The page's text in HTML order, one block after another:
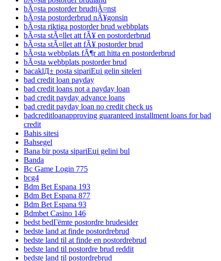
bÃ¤sta postorder brudtjÃ¤nst
bÃ¤sta postorderbrud nÃ¥gonsin
bÃ¤sta riktiga postorder brud webbplats
bÃ¤sta stÃ¤llet att fÃ¥ en postorderbrud
bÃ¤sta stÃ¤llet att fÃ¥ postorder brud
bÃ¤sta webbplats fÃ¶r att hitta en postorderbrud
bÃ¤sta webbplats postorder brud
bacaklД± posta sipariЕџi gelin siteleri
bad credit loan payday
bad credit loans not a payday loan
bad credit payday advance loans
bad credit payday loan no credit check us
badcreditloanapproving guaranteed installment loans for bad
credit
Bahis sitesi
Bahsegel
Bana bir posta sipariЕџi gelini bul
Banda
Bc Game Login 775
bcg4
Bdm Bet Espana 193
Bdm Bet Espana 877
Bdm Bet Espana 93
Bdmbet Casino 146
bedst bedГёmte postordre brudesider
bedste land at finde postordrebrud
bedste land til at finde en postordrebrud
bedste land til postordre brud reddit
bedste land til postordrebrud